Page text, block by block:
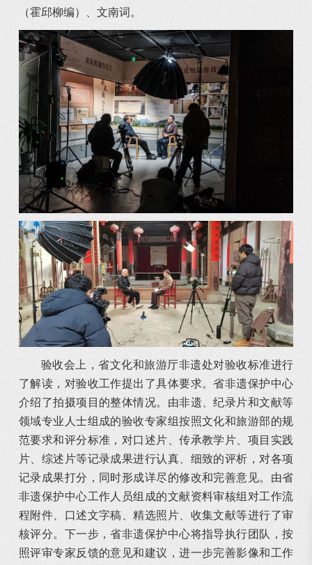
（霍邱柳编）、文南词。
验收会上，省文化和旅游厅非遗处对验收标准进行
了解读，对验收工作提出了具体要求。省非遗保护中心
介绍了拍摄项目的整体情况。由非遗、纪录片和文献等
领域专业人士组成的验收专家组按照文化和旅游部的规
范要求和评分标准，对口述片、传承教学片、项目实践
片、综述片等记录成果进行认真、细致的评析，对各项
记录成果打分，同时形成详尽的修改和完善意见。由省
非遗保护中心工作人员组成的文献资料审核组对工作流
程附件、口述文字稿、精选照片、收集文献等进行了审
核评分。下一步，省非遗保护中心将指导执行团队，按
照评审专家反馈的意见和建议，进一步完善影像和工作